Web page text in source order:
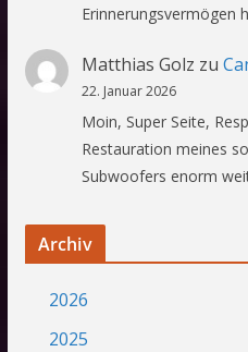
Erinnerungsvermögen
Matthias Golz zu
22. Januar 2026
Moin, Super Seite,
Restauration meines
Subwoofers enorm
Archiv
2026
2025